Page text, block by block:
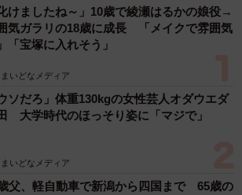
化けましたね～」10歳で綾瀬はるかの娘役→
気ガラリの18歳に成長 「メイクで雰囲気
「宝塚に入れそう」
まいどなメディア
ウソだろ」体重130kgの女性芸人オダウエダ
大学時代のほっそり姿に「マジで」
まいどなメディア
父、軽自動車で新潟から四国まで 65歳の